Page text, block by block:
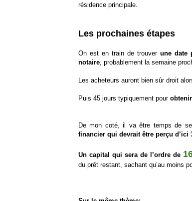
résidence principale.
Les prochaines étapes
On est en train de trouver une date
notaire , probablement la semaine
Les acheteurs auront bien sûr droit
Puis 45 jours typiquement pour
De mon coté, il va être temps de
financier qui devrait être perçu d’ici
Un capital qui sera de l’ordre de
du prêt restant, sachant qu’au moins